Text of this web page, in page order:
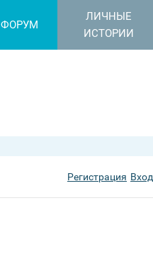
ФОРУМ
ЛИЧНЫЕ
ИСТОРИИ
Регистрация Вход